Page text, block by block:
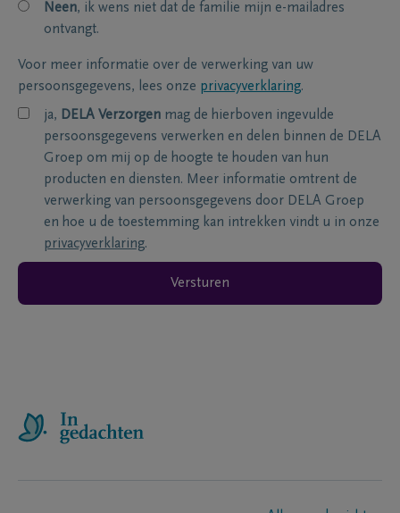
Neen, ik wens niet dat de familie mijn e-mailadres
ontvangt.
Voor meer informatie over de verwerking van uw
persoonsgegevens, lees onze privacyverklaring.
ja, DELA Verzorgen mag de hierboven ingevulde
persoonsgegevens verwerken en delen binnen de DELA
Groep om mij op de hoogte te houden van hun
producten en diensten. Meer informatie omtrent de
verwerking van persoonsgegevens door DELA Groep
en hoe u de toestemming kan intrekken vindt u in onze
privacyverklaring.
Versturen